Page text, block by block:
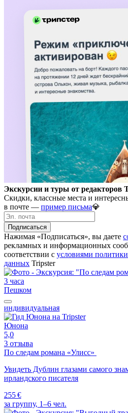
Экскурсии и туры от редакторов
Скидки, классные места и
в почте — пример письма💎
Подписаться
Нажимая «Подписаться», вы даете
рекламных и информационных
соответствии c условиями
данных Tripster
3 часа
Пешком
индивидуальная
Юнона
5,0
3 отзыва
По следам романа «Улисс»
Увидеть Дублин глазами самого
ирландского писателя
255 €
за группу, 1–6 чел.